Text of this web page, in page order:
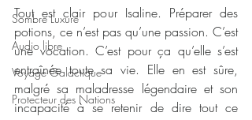
Sombre Luxure
Audio libre
Voyage Galactique
Protecteur des Nations
Tout est clair pour Isaline. Préparer des
potions, ce n’est pas qu’une passion. C’est
une vocation. C’est pour ça qu’elle s’est
entraînée toute sa vie. Elle en est sûre,
malgré sa maladresse légendaire et son
incapacité à se retenir de dire tout ce